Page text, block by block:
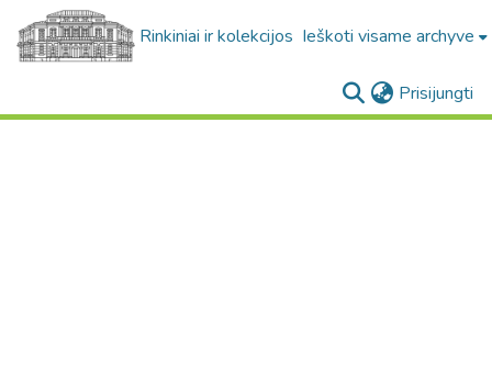
Rinkiniai ir kolekcijos Ieškoti visame archyve
Prisijungti